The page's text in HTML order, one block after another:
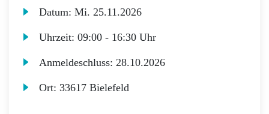
Datum:Mi. 25.11.2026
Uhrzeit:09:00 - 16:30 Uhr
Anmeldeschluss:28.10.2026
Ort:33617 Bielefeld